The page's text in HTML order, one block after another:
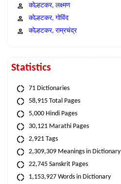
कोल्हटकर, लक्ष्मण
कोल्हटकर, गोविंद
कोल्हटकर, राम्रचंद्र
Statistics
71 Dictionaries
58,915 Total Pages
5,000 Hindi Pages
30,121 Marathi Pages
2,921 Tags
2,309,309 Meanings in Dictionary
22,745 Sanskrit Pages
1,153,927 Words in Dictionary